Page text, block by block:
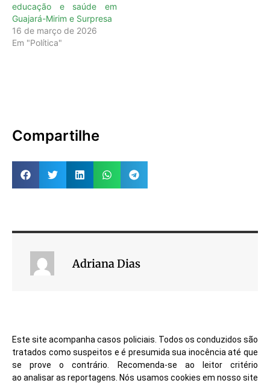
educação e saúde em
Guajará-Mirim e Surpresa
16 de março de 2026
Em "Política"
Compartilhe
Adriana Dias
Este site acompanha casos policiais. Todos os conduzidos são
tratados como suspeitos e é presumida sua inocência até que
se prove o contrário. Recomenda-se ao leitor critério
ao analisar as reportagens. Nós usamos cookies em nosso site